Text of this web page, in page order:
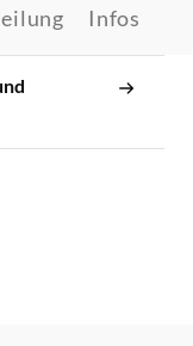
Infos